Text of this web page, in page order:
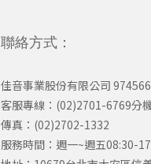
聯絡方式：
佳音事業股份有限公司
客服專線：(02)2701-6769分
傳真：(02)2702-1332
服務時間：週一~週五08:30-